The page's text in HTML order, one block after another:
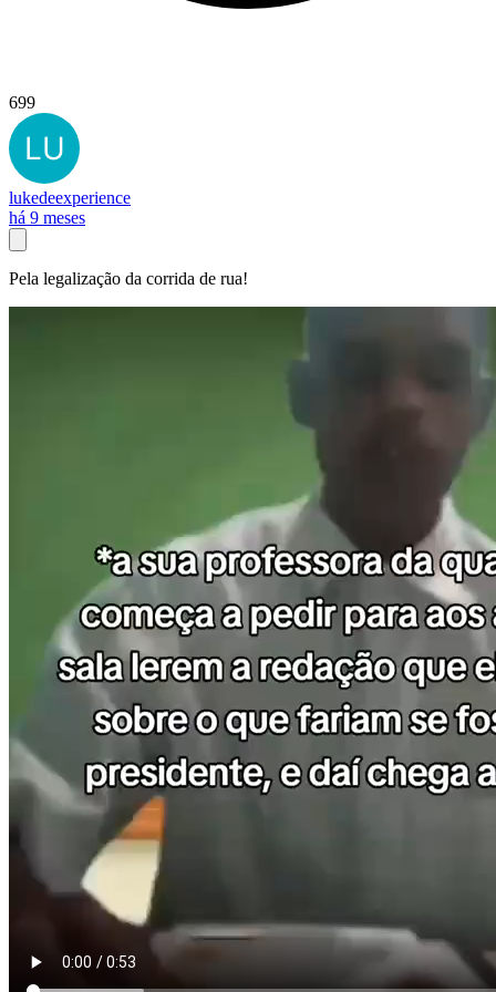
699
lukedeexperience
há 9 meses
Pela legalização da corrida de rua!